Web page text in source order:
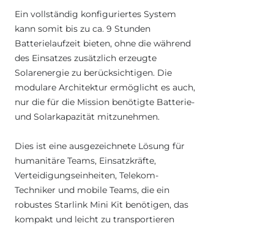
Ein vollständig konfiguriertes System
kann somit bis zu ca. 9 Stunden
Batterielaufzeit bieten, ohne die während
des Einsatzes zusätzlich erzeugte
Solarenergie zu berücksichtigen. Die
modulare Architektur ermöglicht es auch,
nur die für die Mission benötigte Batterie-
und Solarkapazität mitzunehmen.
Dies ist eine ausgezeichnete Lösung für
humanitäre Teams, Einsatzkräfte,
Verteidigungseinheiten, Telekom-
Techniker und mobile Teams, die ein
robustes Starlink Mini Kit benötigen, das
kompakt und leicht zu transportieren